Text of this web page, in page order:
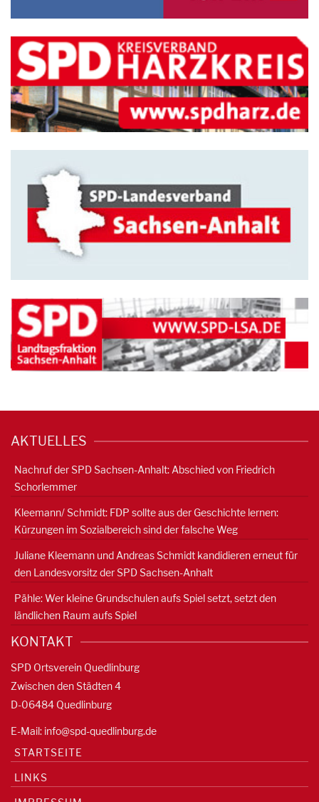
AKTUELLES
Nachruf der SPD Sachsen-Anhalt: Abschied von Friedrich
Schorlemmer
Kleemann/ Schmidt: FDP sollte aus der Geschichte lernen:
Kürzungen im Sozialbereich sind der falsche Weg
Juliane Kleemann und Andreas Schmidt kandidieren erneut für
den Landesvorsitz der SPD Sachsen-Anhalt
Pähle: Wer kleine Grundschulen aufs Spiel setzt, setzt den
ländlichen Raum aufs Spiel
KONTAKT
SPD Ortsverein Quedlinburg
Zwischen den Städten 4
D-06484 Quedlinburg
E-Mail: info@spd-quedlinburg.de
STARTSEITE
LINKS